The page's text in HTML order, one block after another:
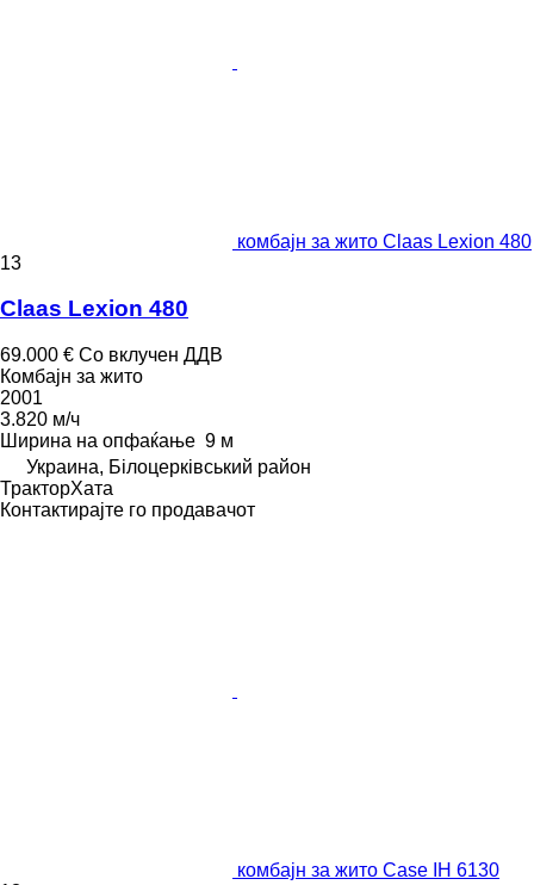
комбајн за жито Claas Lexion 480
13
Claas Lexion 480
69.000 € Со вклучен ДДВ
Комбајн за жито
2001
3.820 м/ч
Ширина на опфаќање 9 м
Украина, Білоцерківський район
ТракторХата
Контактирајте го продавачот
комбајн за жито Case IH 6130